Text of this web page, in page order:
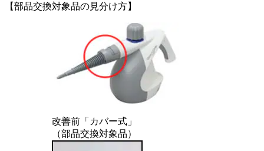
【部品交換対象品の見分け方】
改善前「カバー式」
（部品交換対象品）